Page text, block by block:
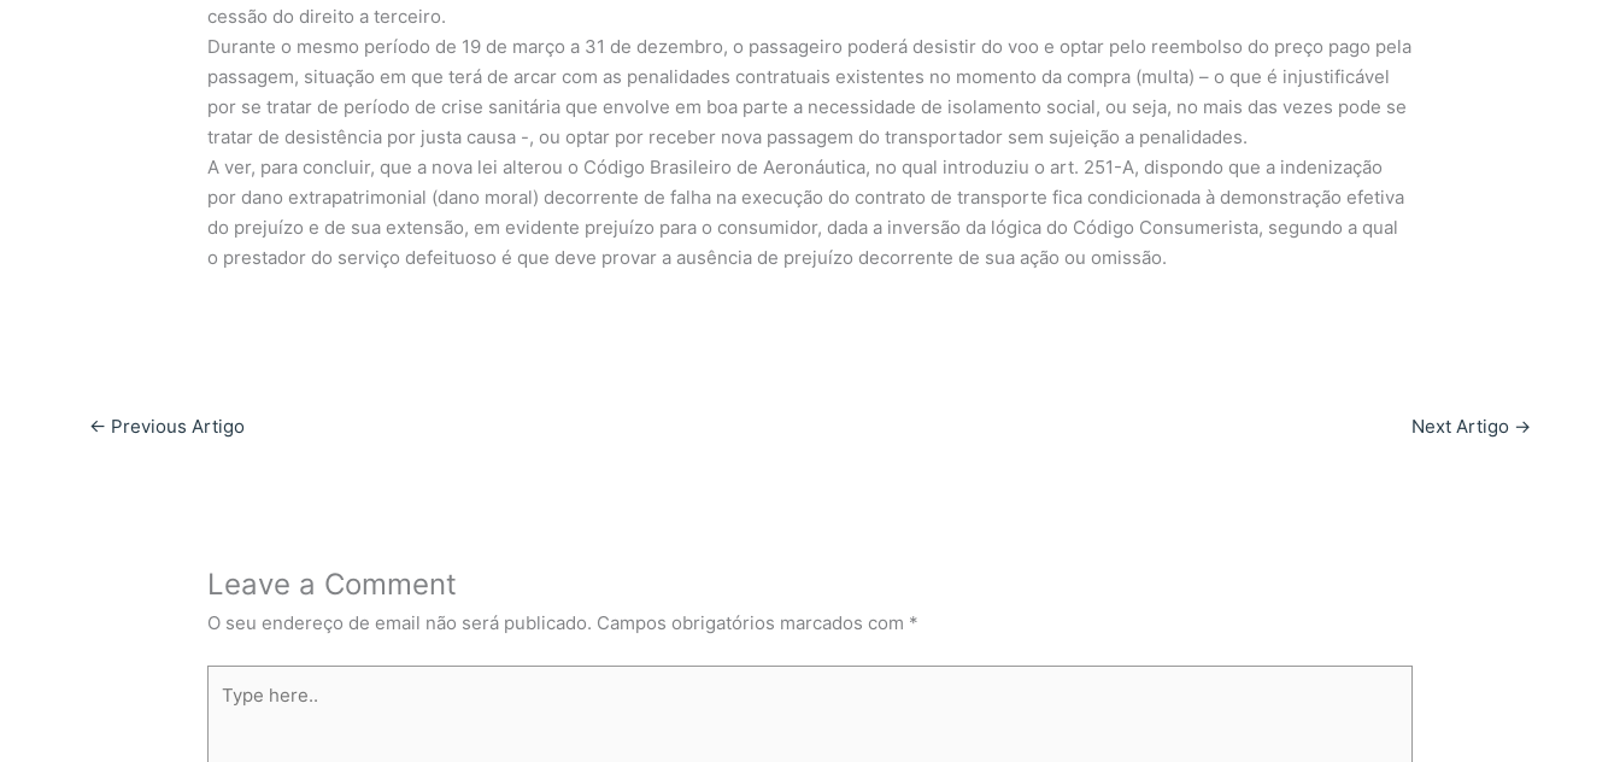
cessão do direito a terceiro.
Durante o mesmo período de 19 de março a 31 de dezembro, o passageiro poderá desistir do voo e optar pelo reembolso do preço pago pela
passagem, situação em que terá de arcar com as penalidades contratuais existentes no momento da compra (multa) – o que é injustificável
por se tratar de período de crise sanitária que envolve em boa parte a necessidade de isolamento social, ou seja, no mais das vezes pode se
tratar de desistência por justa causa -, ou optar por receber nova passagem do transportador sem sujeição a penalidades.
A ver, para concluir, que a nova lei alterou o Código Brasileiro de Aeronáutica, no qual introduziu o art. 251-A, dispondo que a indenização
por dano extrapatrimonial (dano moral) decorrente de falha na execução do contrato de transporte fica condicionada à demonstração efetiva
do prejuízo e de sua extensão, em evidente prejuízo para o consumidor, dada a inversão da lógica do Código Consumerista, segundo a qual
o prestador do serviço defeituoso é que deve provar a ausência de prejuízo decorrente de sua ação ou omissão.
← Previous Artigo Next Artigo →
Leave a Comment
O seu endereço de email não será publicado. Campos obrigatórios marcados com *
here..